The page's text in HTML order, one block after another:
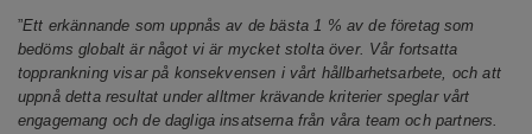
”Ett erkännande som uppnås av de bästa 1 % av de företag som
bedöms globalt är något vi är mycket stolta över. Vår fortsatta
topprankning visar på konsekvensen i vårt hållbarhetsarbete, och att
uppnå detta resultat under alltmer krävande kriterier speglar vårt
engagemang och de dagliga insatserna från våra team och partners.